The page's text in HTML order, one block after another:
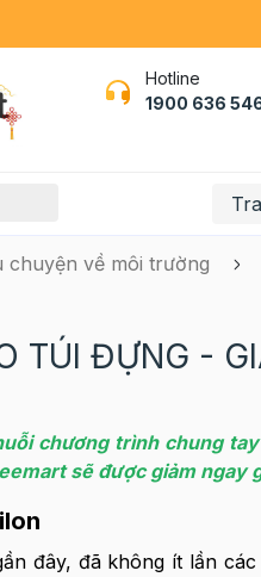
Hotline
1900 636
chuyện về môi trường
TÚI ĐỰNG -
chương trình chung
sẽ được giảm ngay
đây, đã không ít lần